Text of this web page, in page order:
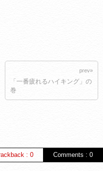
prev»
「一番疲れるハイキング」の
巻
Comments : 0
: 0